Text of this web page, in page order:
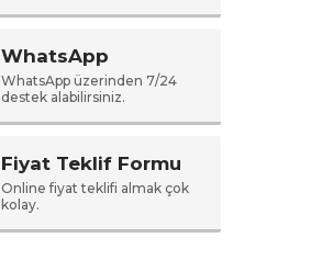
WhatsApp
WhatsApp üzerinden 7/24
destek alabilirsiniz.
Fiyat Teklif Formu
Online fiyat teklifi almak çok
kolay.